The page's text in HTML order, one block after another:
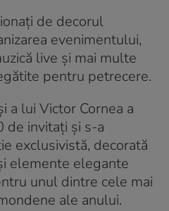
de decorul
evenimentului,
live și mai multe
pentru petrecere.
a lui Victor Cornea a
de invitați și s-a
exclusivistă, decorată
elemente elegante
unul dintre cele mai
ale anului.